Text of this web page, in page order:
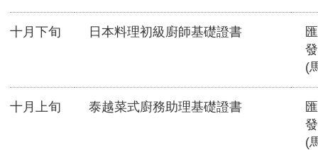
十月下旬 日本料理初級廚師基礎證書
(
十月上旬 泰越菜式廚務助理基礎證書
(